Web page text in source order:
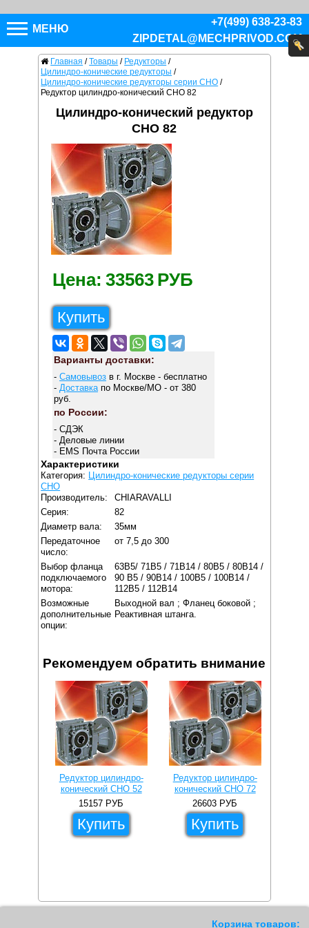
Корзина товаров:
МЕНЮ
+7(499) 638-23-83
ZIPDETAL@MECHPRIVOD.COM
Главная / Товары / Редукторы /
Цилиндро-конические редукторы /
Цилиндро-конические редукторы серии CHO /
Редуктор цилиндро-конический CHO 82
Цилиндро-конический редуктор
CHO 82
Цена: 33563 РУБ
Купить
Варианты доставки:
- Самовывозв г. Москве - бесплатно
- Доставкапо Москве/МО - от 380
руб.
по России:
- СДЭК
- Деловые линии
- EMS Почта России
Характеристики
Категория: Цилиндро-конические редукторы серии
CHO
Производитель:
CHIARAVALLI
Серия:
82
Диаметр вала:
35мм
Передаточное
число:
от 7,5 до 300
Выбор фланца
подключаемого
мотора:
63В5/ 71B5 / 71В14 / 80B5 / 80В14 /
90 B5 / 90B14 / 100В5 / 100В14 /
112В5 / 112В14
Возможные
дополнительные
опции:
Выходной вал ; Фланец боковой ;
Реактивная штанга.
Рекомендуем обратить внимание
Редуктор цилиндро-
конический CHO 52
15157 РУБ
Купить
Редуктор цилиндро-
конический CHO 72
26603 РУБ
Купить